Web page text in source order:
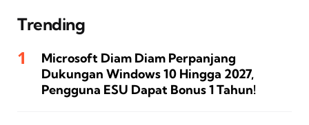
Trending
Microsoft Diam Diam Perpanjang
Dukungan Windows 10 Hingga 2027,
Pengguna ESU Dapat Bonus 1 Tahun!